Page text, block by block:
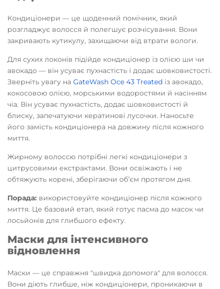
Кондиціонери — це щоденний помічник, який
розгладжує волосся й полегшує розчісування. Вони
закривають кутикулу, захищаючи від втрати вологи.
Для сухих локонів підійде кондиціонер із олією ши чи
авокадо — він усуває пухнастість і додає шовковистості.
Зверніть увагу на GateWash Oce 43 Treated із авокадо,
кокосовою олією, морськими водоростями й насінням
чіа. Він усуває пухнастість, додає шовковистості й
блиску, запечатуючи кератинові лусочки. Наносьте
його замість кондиціонера на довжину після кожного
миття.
Жирному волоссю потрібні легкі кондиціонери з
цитрусовими екстрактами. Вони освіжають і не
обтяжують корені, зберігаючи об’єм протягом дня.
Порада: використовуйте кондиціонер після кожного
миття. Це базовий етап, який готує пасма до масок чи
лосьйонів для глибшого ефекту.
Маски для інтенсивного
відновлення
Маски — це справжня "швидка допомога" для волосся.
Вони діють глибше, ніж кондиціонери, проникаючи в